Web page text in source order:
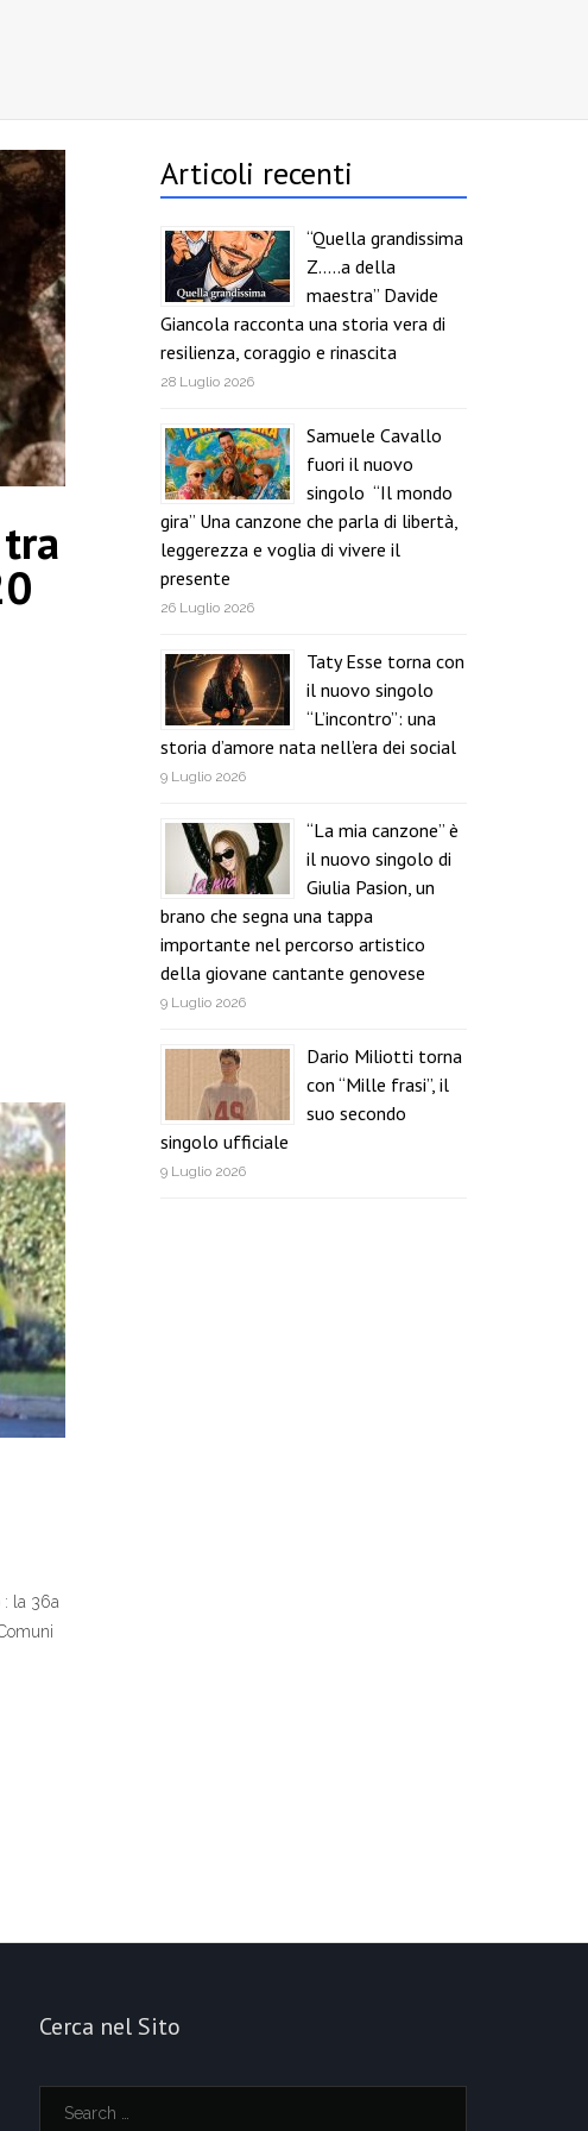
: la 36a
Articoli recenti
“Quella grandissima
Z…..a della
maestra” Davide
Giancola racconta una storia vera di
resilienza, coraggio e rinascita
28 Luglio 2026
Samuele Cavallo
fuori il nuovo
singolo “Il mondo
gira” Una canzone che parla di libertà,
leggerezza e voglia di vivere il
presente
26 Luglio 2026
Taty Esse torna con
il nuovo singolo
“L’incontro”: una
storia d’amore nata nell’era dei social
9 Luglio 2026
“La mia canzone” è
il nuovo singolo di
Giulia Pasion, un
brano che segna una tappa
importante nel percorso artistico
della giovane cantante genovese
9 Luglio 2026
Dario Miliotti torna
con “Mille frasi”, il
suo secondo
singolo ufficiale
9 Luglio 2026
Cerca nel Sito